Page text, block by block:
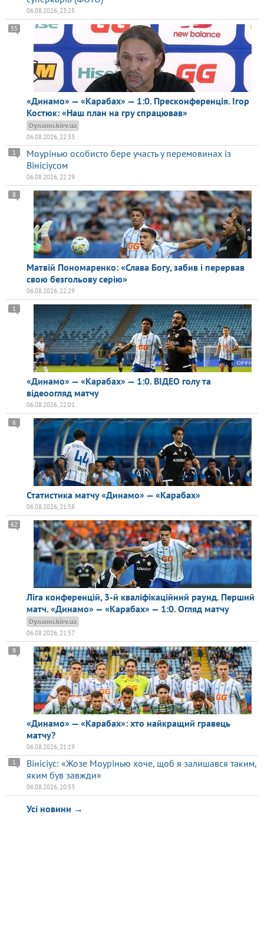
06.08.2026, 23:25
«Динамо» — «Карабах» — 1:0. Пресконференція. Ігор
Костюк: «Наш план на гру спрацював»
55
Dynamo.kiev.ua
06.08.2026, 22:33
Моурінью особисто бере участь у перемовинах із
Вінісіусом
1
06.08.2026, 22:29
Матвій Пономаренко: «Слава Богу, забив і перервав
свою безгольову серію»
8
06.08.2026, 22:29
«Динамо» — «Карабах» — 1:0. ВІДЕО голу та
відеоогляд матчу
1
06.08.2026, 22:01
Статистика матчу «Динамо» — «Карабах»
6
06.08.2026, 21:58
Ліга конференцій, 3-й кваліфікаційний раунд. Перший
матч. «Динамо» — «Карабах» — 1:0. Огляд матчу
62
Dynamo.kiev.ua
06.08.2026, 21:57
«Динамо» — «Карабах»: хто найкращий гравець
матчу?
9
06.08.2026, 21:19
Вінісіус: «Жозе Моурінью хоче, щоб я залишався таким,
яким був завжди»
1
06.08.2026, 20:53
Усі новини →